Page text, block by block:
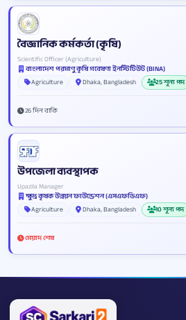
বৈজ্ঞানিক কর্মকর্তা (কৃষি)
Scientific Officer (Agriculture)
বাংলাদেশ পরমাণু কৃষি গবেষণা ইনস্টিটিউট (BINA)
Agriculture
Dhaka, Bangladesh 25 শূন্য পদ
26 দিন বাকি
উপজেলা ব্যবস্থাপক
Upazila Manager
ক্ষুদ্র কৃষক উন্নয়ন ফাউন্ডেশন (এসএফডিএফ)
Agriculture
Dhaka, Bangladesh 10 শূন্য পদ
মেয়াদ শেষ